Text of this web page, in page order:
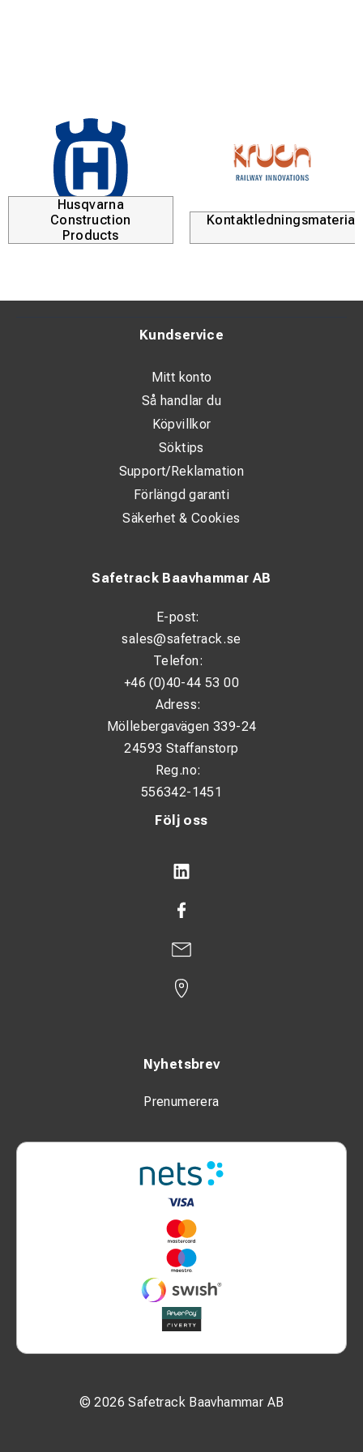
Husqvarna
Construction
Products
Kontaktledningsmaterial
Följ oss
Nyhetsbrev
Prenumerera
© 2026 Safetrack Baavhammar AB
Safetrack Baavhammar AB
E-post:
sales@safetrack.se
Telefon:
+46 (0)40-44 53 00
Adress:
Möllebergavägen 339-24
24593 Staffanstorp
Reg.no:
556342-1451
Kundservice
Mitt konto
Så handlar du
Köpvillkor
Söktips
Support/Reklamation
Förlängd garanti
Säkerhet & Cookies